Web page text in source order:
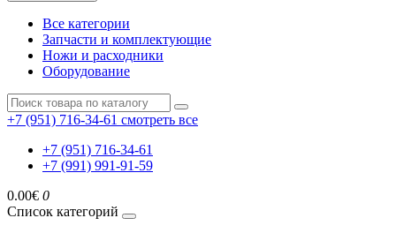
Все категории
Запчасти и комплектующие
Ножи и расходники
Оборудование
+7 (951) 716-34-61 смотреть все
+7 (951) 716-34-61
+7 (991) 991-91-59
0.00€ 0
Список категорий